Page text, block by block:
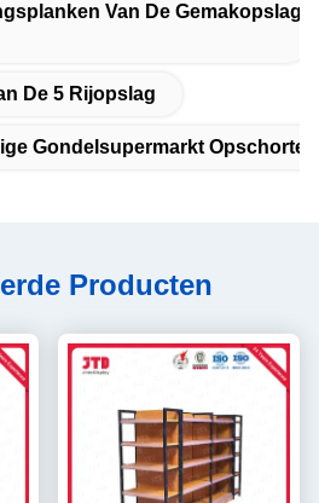
Van De Gemakopslag
De 5 Rijopslag
Gondelsupermarkt Opschorten
Producten